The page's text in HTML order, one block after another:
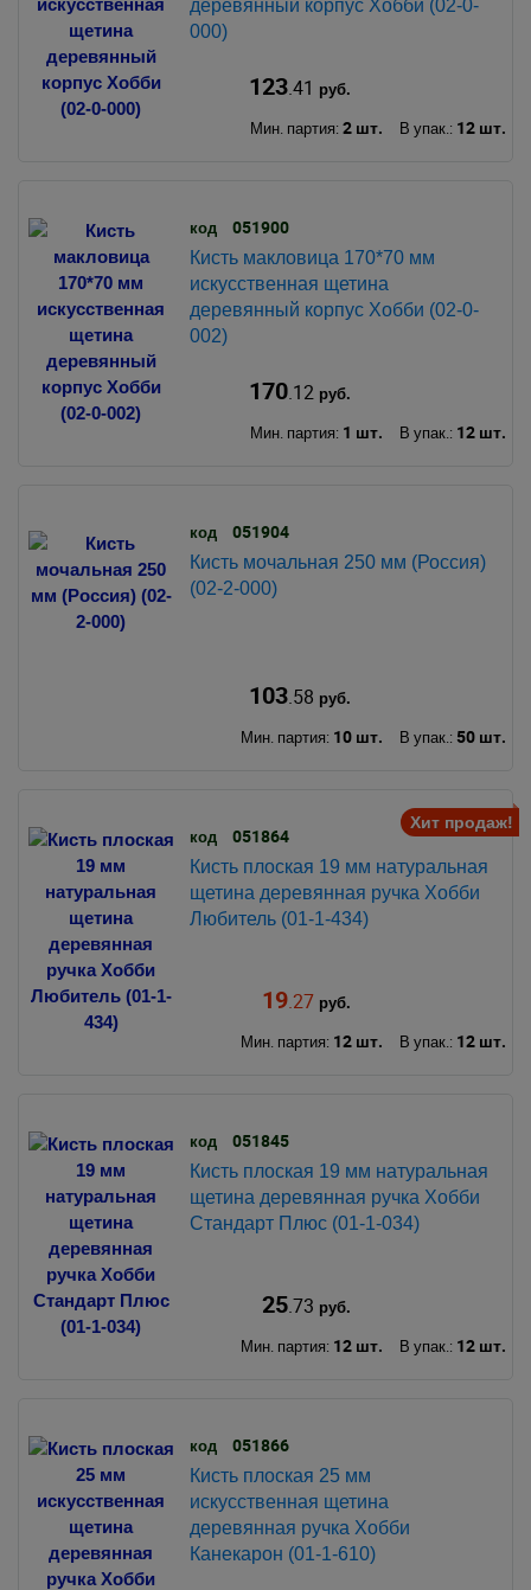
деревянный корпус Хобби (02-0-
000)
123.41 руб.
Мин. партия: 2 шт. В упак.: 12 шт.
код 051900
Кисть макловица 170*70 мм
искусственная щетина
деревянный корпус Хобби (02-0-
002)
170.12 руб.
Мин. партия: 1 шт. В упак.: 12 шт.
код 051904
Кисть мочальная 250 мм (Россия)
(02-2-000)
103.58 руб.
Мин. партия: 10 шт. В упак.: 50 шт.
Хит продаж!
код 051864
Кисть плоская 19 мм натуральная
щетина деревянная ручка Хобби
Любитель (01-1-434)
19.27 руб.
Мин. партия: 12 шт. В упак.: 12 шт.
код 051845
Кисть плоская 19 мм натуральная
щетина деревянная ручка Хобби
Стандарт Плюс (01-1-034)
25.73 руб.
Мин. партия: 12 шт. В упак.: 12 шт.
код 051866
Кисть плоская 25 мм
искусственная щетина
деревянная ручка Хобби
Канекарон (01-1-610)